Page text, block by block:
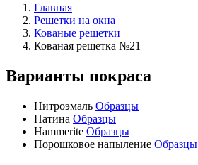
Главная
Решетки на окна
Кованые решетки
Кованая решетка №21
Варианты покраса
Нитроэмаль Образцы
Патина Образцы
Hammerite Образцы
Порошковое напыление Образцы